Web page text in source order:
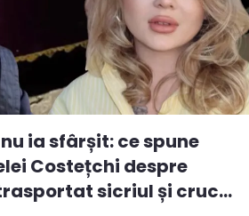
ia sfârșit: ce spune
Costețchi despre
sicriul și cruc...